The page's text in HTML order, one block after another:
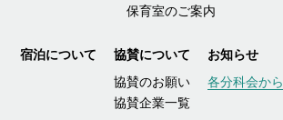
保育室のご案内
宿泊について
協賛について
協賛のお願い
協賛企業一覧
お知らせ
各分科会か